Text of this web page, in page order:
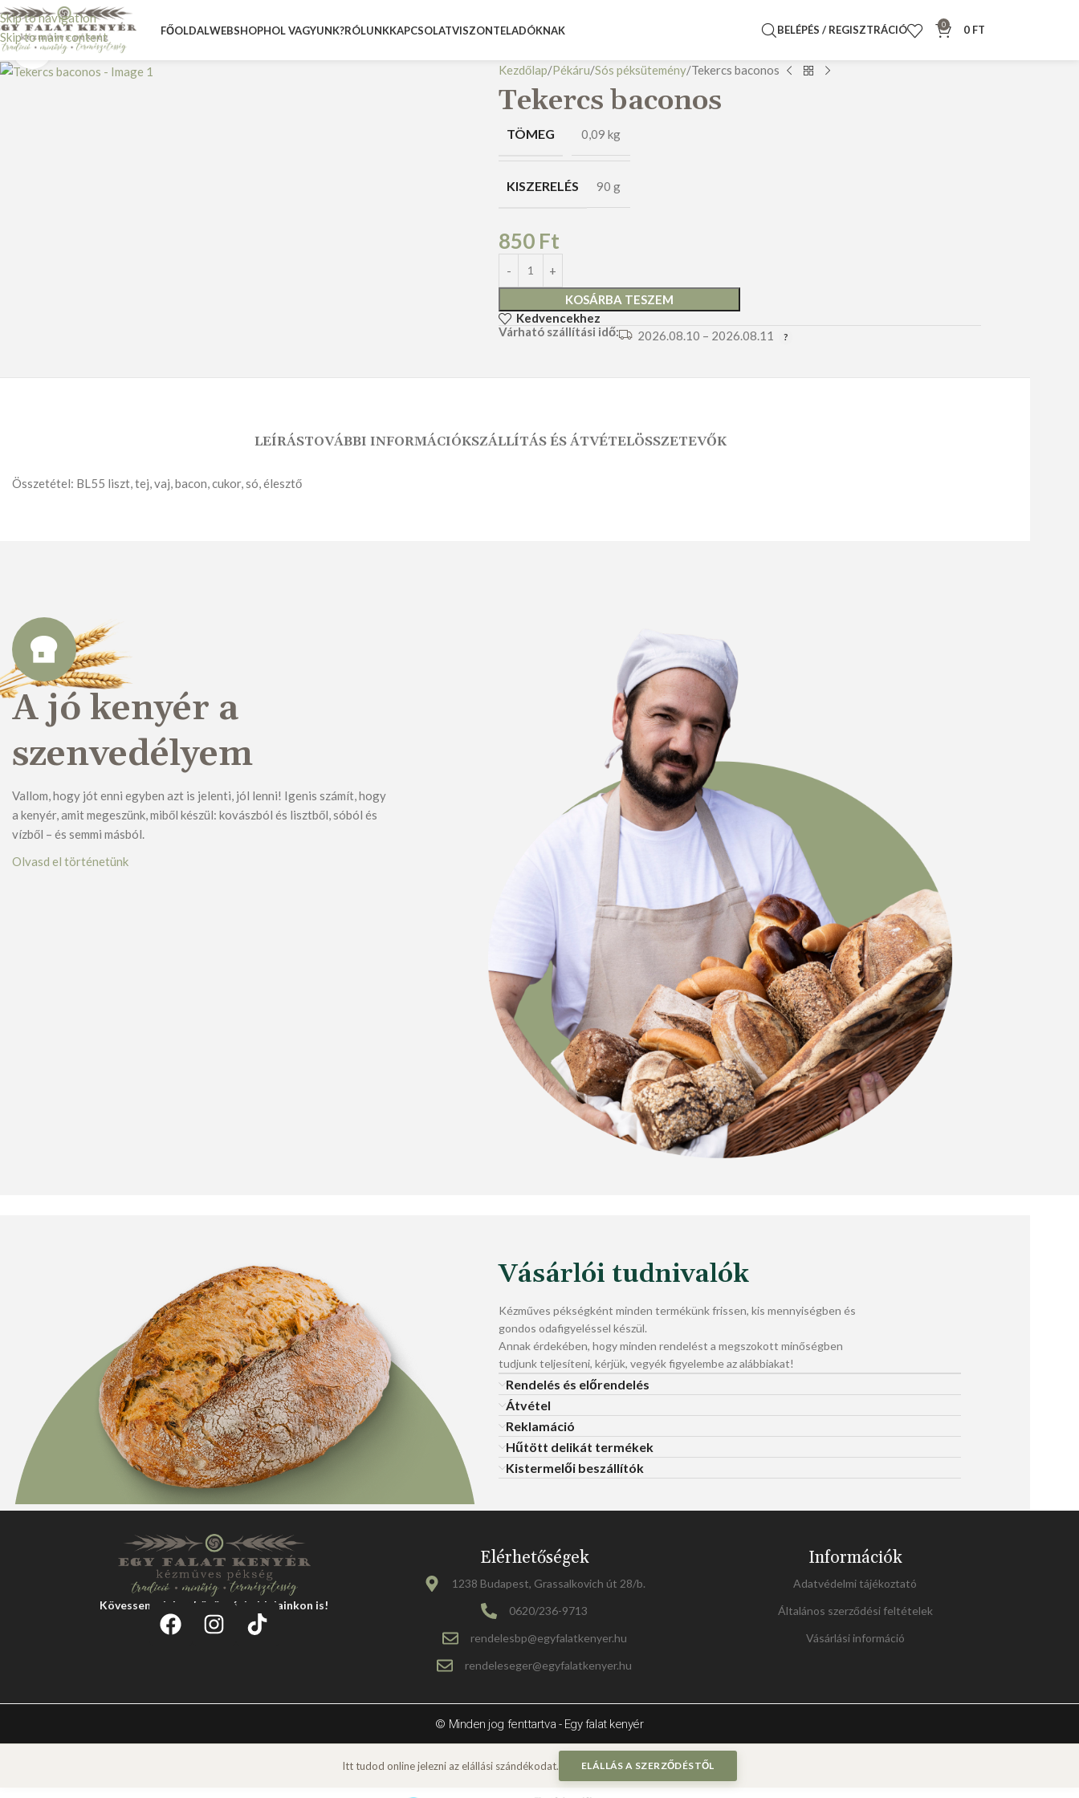
Skip to navigation
Skip to main content
FŐOLDALWEBSHOPHOL VAGYUNK?RÓLUNKKAPCSOLATVISZONTELADÓKNAK BELÉPÉS / REGISZTRÁCIÓ 0 0 FT
Nagyításhoz kattints ide
Kezdőlap Pékáru Sós péksütemény Tekercs baconos
Tekercs baconos
TÖMEG 0,09 kg
KISZERELÉS 90 g
850 Ft
KOSÁRBA TESZEM
Kedvencekhez
Várható szállítási idő:
2026.08.10 – 2026.08.11
LEÍRÁSTOVÁBBI INFORMÁCIÓKSZÁLLÍTÁS ÉS ÁTVÉTELÖSSZETEVŐK
Összetétel: BL55 liszt, tej, vaj, bacon, cukor, só, élesztő
A jó kenyér a
szenvedélyem
Vallom, hogy jót enni egyben azt is jelenti, jól lenni! Igenis számít, hogy
a kenyér, amit megeszünk, miből készül: kovászból és lisztből, sóból és
vízből – és semmi másból.
Olvasd el történetünk
Vásárlói tudnivalók
Kézműves pékségként minden termékünk frissen, kis mennyiségben és
gondos odafigyeléssel készül.
Annak érdekében, hogy minden rendelést a megszokott minőségben
tudjunk teljesíteni, kérjük, vegyék figyelembe az alábbiakat!
Rendelés és előrendelés
Átvétel
Reklamáció
Hűtött delikát termékek
Kistermelői beszállítók
Kövessen minket közösségi oldalainkon is!
Elérhetőségek
1238 Budapest, Grassalkovich út 28/b.
0620/236-9713
rendelesbp@egyfalatkenyer.hu
rendeleseger@egyfalatkenyer.hu
Információk
Adatvédelmi tájékoztató
Általános szerződési feltételek
Vásárlási információ
© Minden jog fenttartva - Egy falat kenyér
ELÁLLÁS A SZERZŐDÉSTŐL